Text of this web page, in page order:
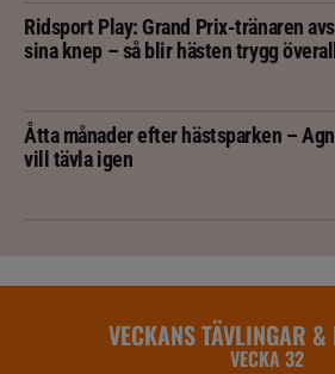
Ridsport Play: Grand Prix-tränaren
sina knep – så blir hästen trygg
Åtta månader efter hästsparken –
vill tävla igen
VECKANS TÄVLINGAR &
VECKA 32